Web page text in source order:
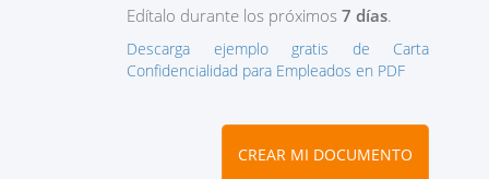
Edítalo durante los próximos7 días.
Descarga ejemplo gratis de Carta
Confidencialidad para Empleados en PDF
CREAR MI DOCUMENTO